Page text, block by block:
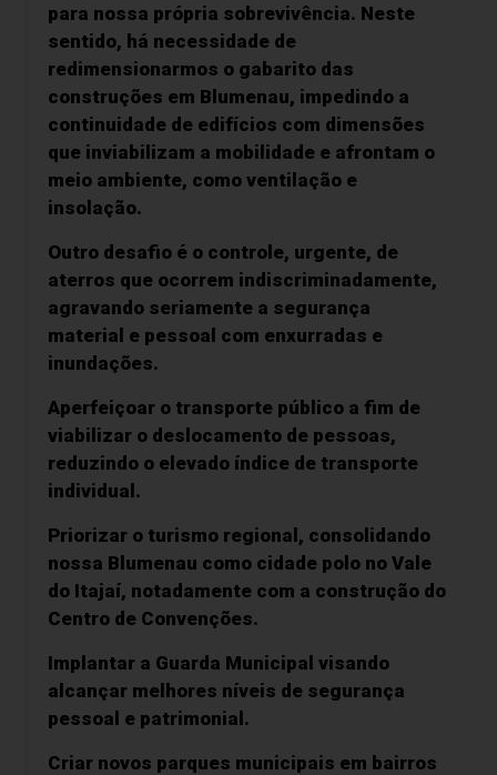
para nossa própria sobrevivência. Neste
sentido, há necessidade de
redimensionarmos o gabarito das
construções em Blumenau, impedindo a
continuidade de edifícios com dimensões
que inviabilizam a mobilidade e afrontam o
meio ambiente, como ventilação e
insolação.
Outro desafio é o controle, urgente, de
aterros que ocorrem indiscriminadamente,
agravando seriamente a segurança
material e pessoal com enxurradas e
inundações.
Aperfeiçoar o transporte público a fim de
viabilizar o deslocamento de pessoas,
reduzindo o elevado índice de transporte
individual.
Priorizar o turismo regional, consolidando
nossa Blumenau como cidade polo no Vale
do Itajaí, notadamente com a construção do
Centro de Convenções.
Implantar a Guarda Municipal visando
alcançar melhores níveis de segurança
pessoal e patrimonial.
Criar novos parques municipais em bairros